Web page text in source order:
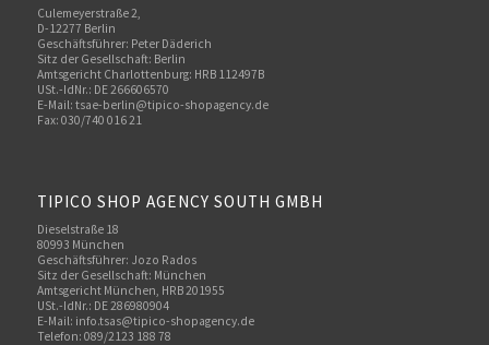
Culemeyerstraße 2,
D-12277 Berlin
Geschäftsführer: Peter Däderich
Sitz der Gesellschaft: Berlin
Amtsgericht Charlottenburg: HRB 112497B
USt.-IdNr.: DE 266606570
E-Mail: tsae-berlin@tipico-shopagency.de
Fax: 030/740 016 21
TIPICO SHOP AGENCY SOUTH GMBH
Dieselstraße 18
80993 München
Geschäftsführer: Jozo Rados
Sitz der Gesellschaft: München
Amtsgericht München, HRB 201955
USt.-IdNr.: DE 286980904
E-Mail: info.tsas@tipico-shopagency.de
Telefon: 089/2123 188 78